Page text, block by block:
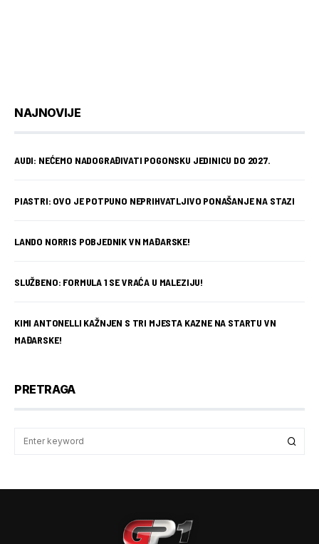
NAJNOVIJE
AUDI: NEĆEMO NADOGRAĐIVATI POGONSKU JEDINICU DO 2027.
PIASTRI: OVO JE POTPUNO NEPRIHVATLJIVO PONAŠANJE NA STAZI
LANDO NORRIS POBJEDNIK VN MAĐARSKE!
SLUŽBENO: FORMULA 1 SE VRAĆA U MALEZIJU!
KIMI ANTONELLI KAŽNJEN S TRI MJESTA KAZNE NA STARTU VN
MAĐARSKE!
PRETRAGA